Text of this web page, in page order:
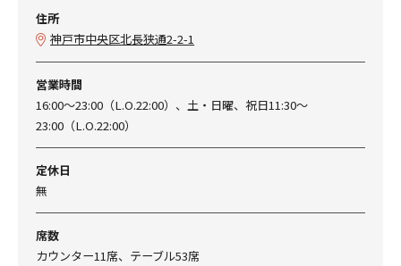
住所
神戸市中央区北長狭通2-2-1
営業時間
16:00～23:00（L.O.22:00）、土・日曜、祝日11:30～
23:00（L.O.22:00）
定休日
無
席数
カウンター11席、テーブル53席